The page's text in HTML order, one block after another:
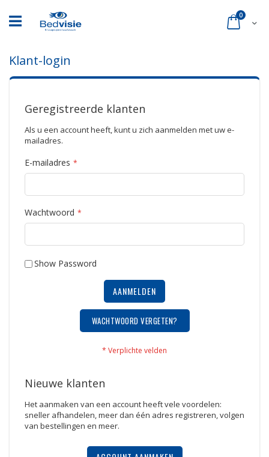
naar
de
Cart
0
Klant-login
Geregistreerde klanten
Als u een account heeft, kunt u zich aanmelden met uw e-
mailadres.
E-mailadres
Wachtwoord
Show Password
AANMELDEN
WACHTWOORD VERGETEN?
Nieuwe klanten
Het aanmaken van een account heeft vele voordelen:
sneller afhandelen, meer dan één adres registreren, volgen
van bestellingen en meer.